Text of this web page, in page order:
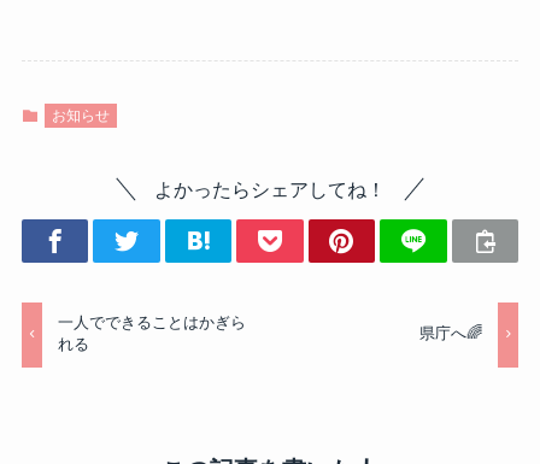
お知らせ
よかったらシェアしてね！
一人でできることはかぎら
れる
県庁へ🌈